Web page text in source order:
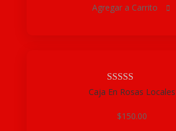
Agregar a Carrito 
Caja En Rosas Locales
$150.00